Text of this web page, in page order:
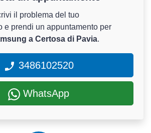
il problema del tuo
e prendi un appuntamento per
a Certosa di Pavia.
3486102520
WhatsApp